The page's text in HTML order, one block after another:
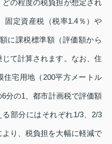
の程度の税負担が想定され
固定資産税（税率1.4％）や
に課税標準額（評価額から
て計算されます。なお、住
宅用地（200平方メートル
分の1、都市計画税で評価額
部分にはそれぞれ1/3、2/3
り、税負担を大幅に軽減で